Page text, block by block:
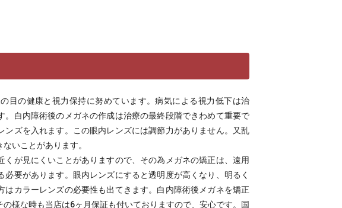
目の健康と視力保持に努めています。病気による視力低下は治
白内障術後のメガネの作成は治療の最終段階できわめて重要で
ズを入れます。この眼内レンズには調節力がありません。又乱
いことがあります。
が見にくいことがありますので、その為メガネの矯正は、遠用
要があります。眼内レンズにすると透明度が高くなり、明るく
カラーレンズの必要性も出てきます。白内障術後メガネを矯正
様な時も当店は6ヶ月保証も付いておりますので、安心です。国